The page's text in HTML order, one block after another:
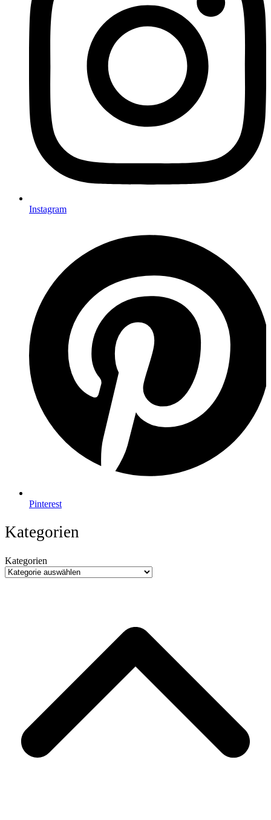
Instagram
Pinterest
Kategorien
Kategorien